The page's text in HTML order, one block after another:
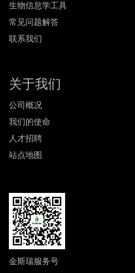
生物信息学工具
常见问题解答
联系我们
关于我们
公司概况
我们的使命
人才招聘
站点地图
金斯瑞服务号